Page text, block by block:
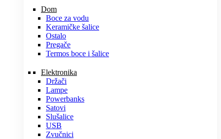
Dom
Boce za vodu
Keramičke šalice
Ostalo
Pregače
Termos boce i šalice
Elektronika
Držači
Lampe
Powerbanks
Satovi
Slušalice
USB
Zvučnici